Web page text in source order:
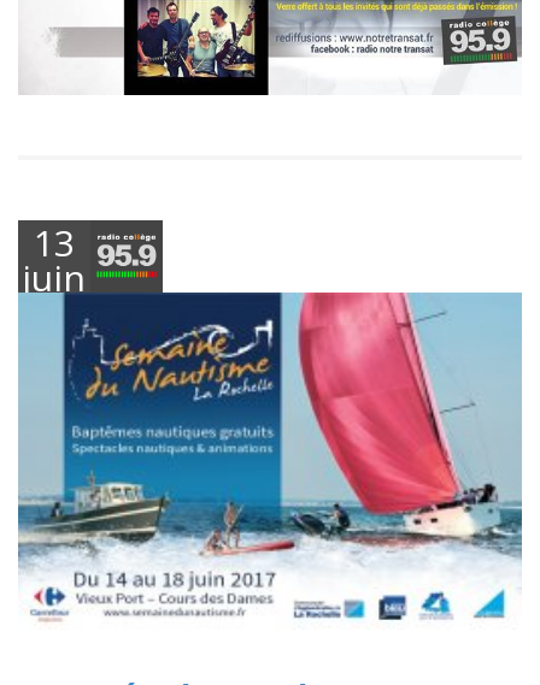
13
juin
2017